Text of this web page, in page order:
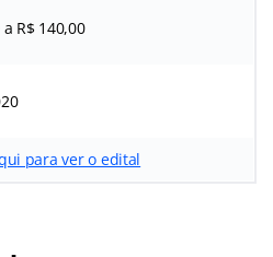
a R$ 140,00
para ver o edital